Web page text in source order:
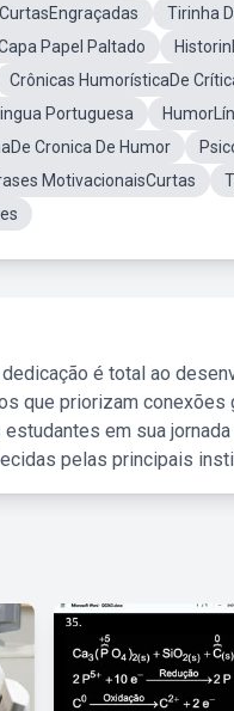
Tirinha
Papel Paltado
Crônicas HumorísticaDe
Portuguesa
Cronica De Humor
MotivacionaisCurtas
dedicação é total ao
que priorizam conexões
em sua
pelas principais